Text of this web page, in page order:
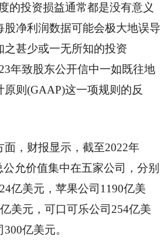
的投资损益通常都是没有意义
股净利润数据可能会极大地误导
之甚少或一无所知的投资
年致股东公开信中一如既往地
则(GAAP)这一项规则的反
面，财报显示，截至2022年
允价值集中在五家公司，分别
亿美元，苹果公司1190亿美
美元，可口可乐公司254亿美
亿美元。